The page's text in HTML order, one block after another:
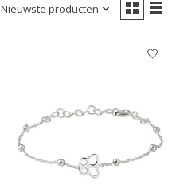
Nieuwste producten